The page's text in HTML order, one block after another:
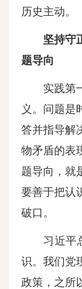
历史主动。
坚持守
题导向
实践第
义。问题是
答并指导解
物矛盾的表
题导向，就
要善于把认
破口。
习近平
识。我们党
政策，之所